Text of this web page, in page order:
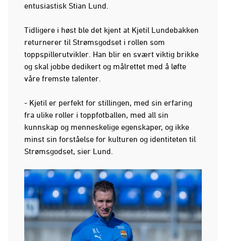
entusiastisk Stian Lund.
Tidligere i høst ble det kjent at Kjetil Lundebakken
returnerer til Strømsgodset i rollen som
toppspillerutvikler. Han blir en svært viktig brikke
og skal jobbe dedikert og målrettet med å løfte
våre fremste talenter.
- Kjetil er perfekt for stillingen, med sin erfaring
fra ulike roller i toppfotballen, med all sin
kunnskap og menneskelige egenskaper, og ikke
minst sin forståelse for kulturen og identiteten til
Strømsgodset, sier Lund.